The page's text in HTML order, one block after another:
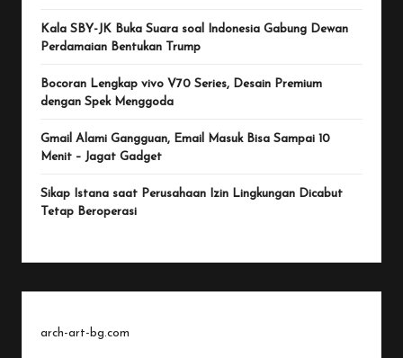
Kala SBY-JK Buka Suara soal Indonesia Gabung Dewan
Perdamaian Bentukan Trump
Bocoran Lengkap vivo V70 Series, Desain Premium
dengan Spek Menggoda
Gmail Alami Gangguan, Email Masuk Bisa Sampai 10
Menit – Jagat Gadget
Sikap Istana saat Perusahaan Izin Lingkungan Dicabut
Tetap Beroperasi
arch-art-bg.com